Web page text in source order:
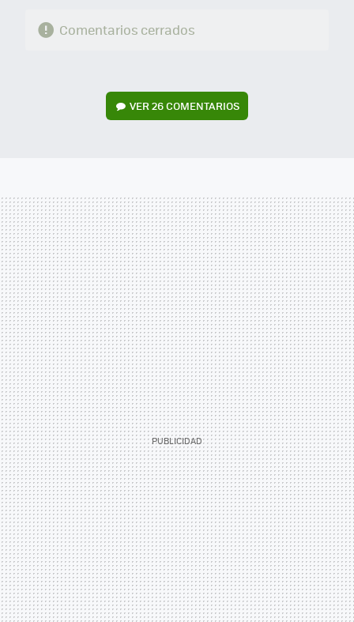
Comentarios cerrados
VER26 COMENTARIOS